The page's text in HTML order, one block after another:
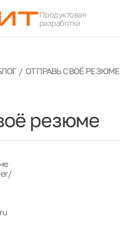
Продуктовая
разработка
ОТПРАВЬ СВОЁ РЕЗЮМЕ
резюме